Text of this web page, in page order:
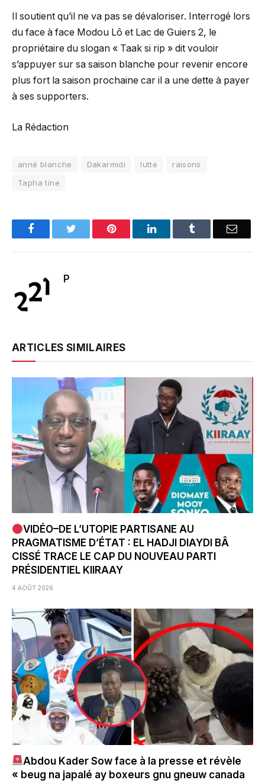
Il soutient qu’il ne va pas se dévaloriser. Interrogé lors
du face à face Modou Lô et Lac de Guiers 2, le
propriétaire du slogan « Taak si rip » dit vouloir
s’appuyer sur sa saison blanche pour revenir encore
plus fort la saison prochaine car il a une dette à payer
à ses supporters.
La Rédaction
anné blanche Dakarmidi lutte
raisons
Tapha tine
FacebookTwitter Pinterest LinkedInTumblr Email
P
ARTICLES SIMILAIRES
VIDÉO–DE L’UTOPIE PARTISANE AU
PRAGMATISME D’ÉTAT : EL HADJI DIAYDI BÂ
CISSÉ TRACE LE CAP DU NOUVEAU PARTI
PRÉSIDENTIEL KIIRAAY
4 AOÛT 2026
Abdou Kader Sow face à la presse et révèle
« beug na japalé ay boxeurs gnu gneuw canada